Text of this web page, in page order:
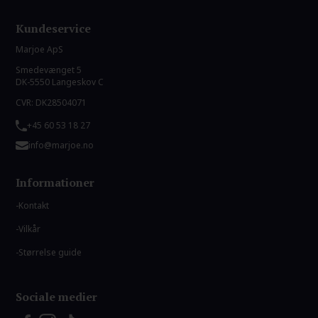
Kundeservice
Marjoe ApS
Smedevænget 5
DK-5550 Langeskov C
CVR: DK28504071
+45 60 53 18 27
info@marjoe.no
Informationer
Kontakt
Vilkår
Størrelse guide
Sociale medier